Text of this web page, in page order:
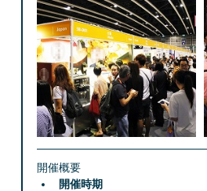
開催概要
開催時期